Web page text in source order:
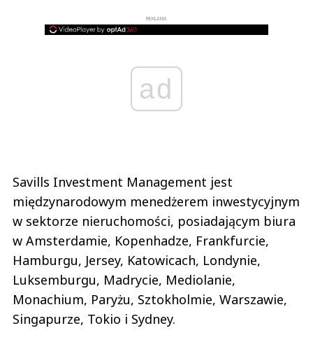
REKLAMA
ad
Savills Investment Management jest
międzynarodowym menedżerem inwestycyjnym
w sektorze nieruchomości, posiadającym biura
w Amsterdamie, Kopenhadze, Frankfurcie,
Hamburgu, Jersey, Katowicach, Londynie,
Luksemburgu, Madrycie, Mediolanie,
Monachium, Paryżu, Sztokholmie, Warszawie,
Singapurze, Tokio i Sydney.